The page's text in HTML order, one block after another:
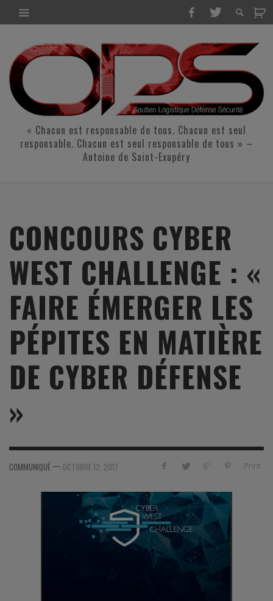
« Chacun est responsable de tous. Chacun est seul
responsable. Chacun est seul responsable de tous » –
Antoine de Saint-Exupéry
CONCOURS CYBER
WEST CHALLENGE : «
FAIRE ÉMERGER LES
PÉPITES EN MATIÈRE
DE CYBER DÉFENSE
»
Print
COMMUNIQUÉ — OCTOBRE 12, 2017